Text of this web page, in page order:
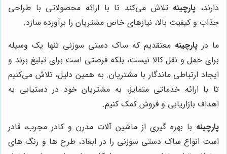
دارند، پارچینه تلاش می‌کند تا با ارائه محصولاتی با طراحی
جذاب و کیفیت بالا، نیازهای خاص مشتریان را برآورده سازد.
ما در پارچینه معتقدیم که ساک دستی سوزنی تنها یک وسیله
برای حمل و نقل کالا نیست، بلکه فرصتی است برای تبلیغ برند و
ایجاد ارتباطی ماندگار با مشتریان. به همین دلیل، تلاش می‌کنیم
تا با ارائه خدماتی متمایز، به مشتریان خود در دستیابی به
اهداف بازاریابی و فروش کمک کنیم.
پارچینه با بهره گیری از ماشین آلات مدرن و کادر مجرب، قادر
است انواع ساک دستی سوزنی را در ابعاد، طرح ها و رنگ های